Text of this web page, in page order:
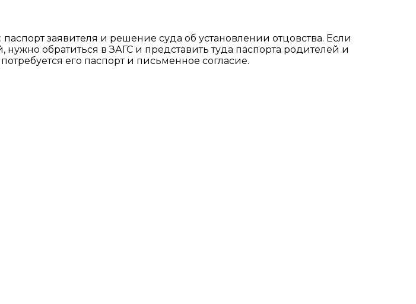
заявителя и решение суда об установлении отцовства. Если
обратиться в ЗАГС и представить туда паспорта родителей и
его паспорт и письменное согласие.